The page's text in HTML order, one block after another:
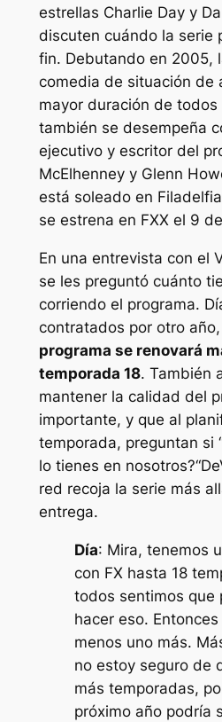
estrellas Charlie Day y
discuten cuándo la serie
fin. Debutando en 2005,
comedia de situación de
mayor duración de
también se desempeña
ejecutivo y escritor del
McElhenney y Glenn
está soleado en Filadelfia
se estrena en FXX el 9
En una entrevista con el
se les preguntó cuánto
corriendo el programa.
contratados por otro
programa se renovará
temporada 18. También
mantener la calidad del
importante, y que al
temporada, preguntan si
lo tienes en nosotros?
red recoja la serie más
entrega.
Día: Mira, tenemos
con FX hasta 18
todos sentimos que
hacer eso.
menos uno más.
no estoy seguro de
más temporadas,
próximo año podría